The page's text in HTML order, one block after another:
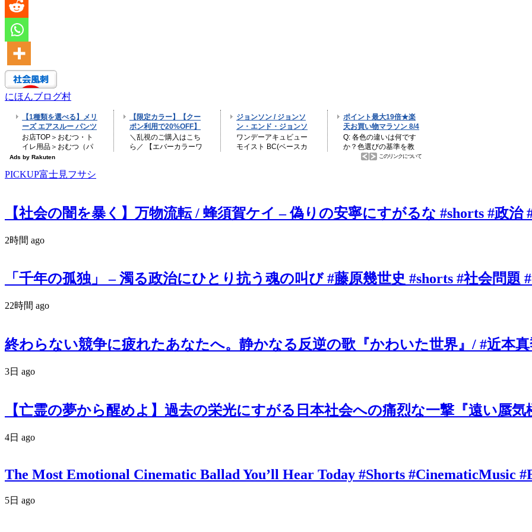
にほんブログ村
PICKUP富士見フサシ
【社会の闇を暴く】万物流転 / 蜂須賀ケイ – 偽りの安寧にすがるな #shorts #政治
2時間 ago
「千年の孤独」 – 濁る政治にひとり抗う魂の叫び #藤原幾世史 #shorts #社会問題
22時間 ago
終わらない競争に疲れたあなたへ。静かなる反逆の歌『かわいた世界』/ #近本真
3日 ago
【亡霊の夢から醒めよ】過去の栄光にすがる日本社会への痛烈な一撃『遠い蜃気
4日 ago
The Most Emotional Cinematic Ballad You’ll Hear Today #Shorts #CinematicMusic
5日 ago